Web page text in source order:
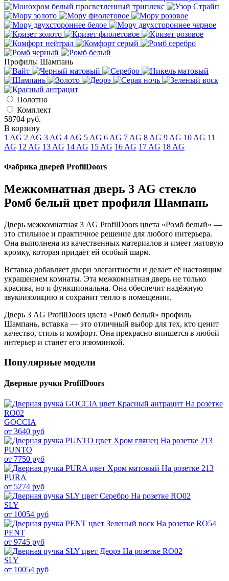
Профиль: Шампань
Полотно
Комплект
58704 руб.
В корзину
1 AG 2 AG 3 AG 4 AG 5 AG 6 AG 7 AG 8 AG 9 AG 10 AG 11
AG 12 AG 13 AG 14 AG 15 AG 16 AG 17 AG 18 AG
Фабрика дверей ProfilDoors
Межкомнатная дверь 3 AG стекло
Ромб белый цвет профиля Шампань
Дверь межкомнатная 3 AG ProfilDoors цвета «Ромб белый» —
это стильное и практичное решение для любого интерьера.
Она выполнена из качественных материалов и имеет матовую
кромку, которая придаёт ей особый шарм.
Вставка добавляет двери элегантности и делает её настоящим
украшением комнаты. Эта межкомнатная дверь не только
красива, но и функциональна. Она обеспечит надёжную
звукоизоляцию и сохранит тепло в помещении.
Дверь 3 AG ProfilDoors цвета «Ромб белый» профиль
Шампань, вставка — это отличный выбор для тех, кто ценит
качество, стиль и комфорт. Она прекрасно впишется в любой
интерьер и станет его изюминкой.
Популярные модели
Дверные ручки ProfilDoors
GOCCIA
от 3640 руб
PUNTO
от 7750 руб
PURA
от 5274 руб
SLY
от 10054 руб
PENT
от 9745 руб
SLY
от 10054 руб